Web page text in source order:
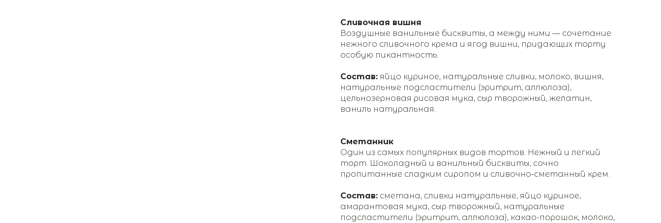
Сливочная вишня
Воздушные ванильные бисквиты, а между ними — сочетание
нежного сливочного крема и ягод вишни, придающих торту
особую пикантность.
Состав: яйцо куриное, натуральные сливки, молоко, вишня,
натуральные подсластители (эритрит, аллюлоза),
цельнозерновая рисовая мука, сыр творожный, желатин,
ваниль натуральная.
Сметанник
Один из самых популярных видов тортов. Нежный и легкий
торт. Шоколадный и ванильный бисквиты, сочно
пропитанные сладким сиропом и сливочно-сметанный крем.
Состав: сметана, сливки натуральные, яйцо куриное,
амарантовая мука, сыр творожный, натуральные
подсластители (эритрит, аллюлоза), какао-порошок, молоко,